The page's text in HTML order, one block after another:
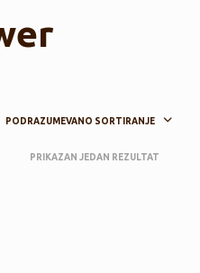
PODRAZUMEVANO SORTIRANJE
PRIKAZAN JEDAN REZULTAT